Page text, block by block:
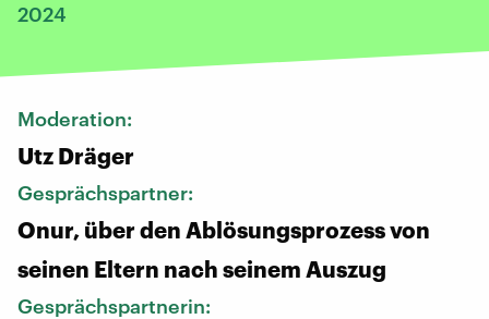
2024
Moderation:
Utz Dräger
Gesprächspartner:
Onur, über den Ablösungsprozess von
seinen Eltern nach seinem Auszug
Gesprächspartnerin: